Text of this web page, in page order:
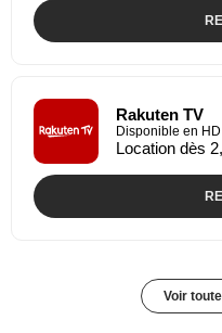
Rakuten TV
Disponible en HD
Location dès
Voir